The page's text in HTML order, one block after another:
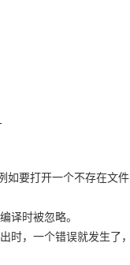
要打开一个不存在文件
译时被忽略。
时，一个错误就发生了